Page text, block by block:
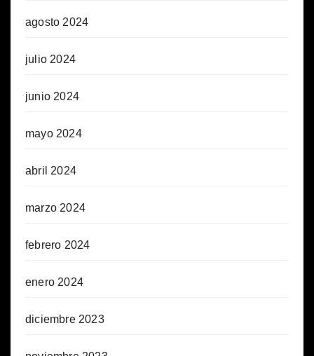
agosto 2024
julio 2024
junio 2024
mayo 2024
abril 2024
marzo 2024
febrero 2024
enero 2024
diciembre 2023